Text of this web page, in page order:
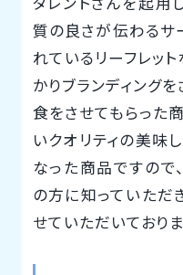
タレントさんを起用
質の良さが伝わるサ
れているリーフレッ
かりブランディング
食をさせてもらった
いクオリティの美味
なった商品ですので
の方に知っていただ
せていただいておりま